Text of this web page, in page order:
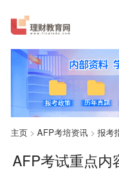
主页> AFP考培资讯> 报考
AFP考试重点内